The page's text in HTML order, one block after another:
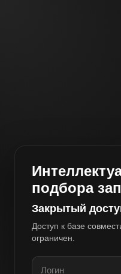
подбора
Закрытый
Доступ к базе
ограничен.